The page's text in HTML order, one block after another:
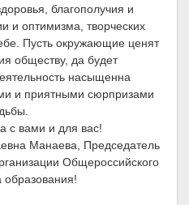
благополучия и
и оптимизма, творческих
Пусть окружающие ценят
обществу, да будет
насыщенна
и приятными сюрпризами
с вами и для вас!
Манаева, Председатель
Общероссийского